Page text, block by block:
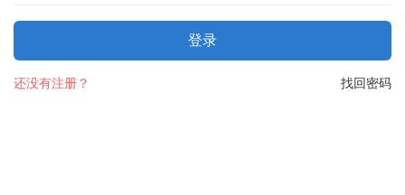
登录
找回密码
还没有注册？